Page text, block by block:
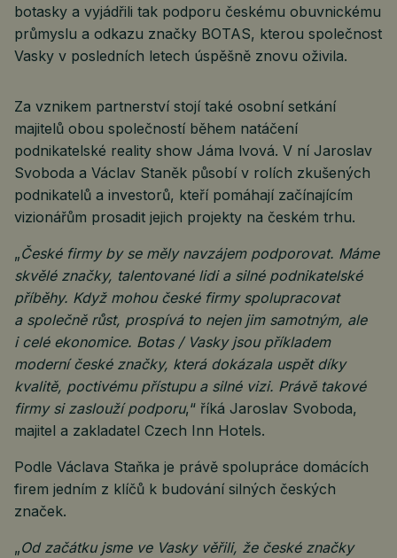
botasky a vyjádřili tak podporu českému obuvnickému
průmyslu a odkazu značky BOTAS, kterou společnost
Vasky v posledních letech úspěšně znovu oživila.
Za vznikem partnerství stojí také osobní setkání
majitelů obou společností během natáčení
podnikatelské reality show Jáma lvová. V ní Jaroslav
Svoboda a Václav Staněk působí v rolích zkušených
podnikatelů a investorů, kteří pomáhají začínajícím
vizionářům prosadit jejich projekty na českém trhu.
„České firmy by se měly navzájem podporovat. Máme
skvělé značky, talentované lidi a silné podnikatelské
příběhy. Když mohou české firmy spolupracovat
a společně růst, prospívá to nejen jim samotným, ale
i celé ekonomice. Botas / Vasky jsou příkladem
moderní české značky, která dokázala uspět díky
kvalitě, poctivému přístupu a silné vizi. Právě takové
firmy si zaslouží podporu,“ říká Jaroslav Svoboda,
majitel a zakladatel Czech Inn Hotels.
Podle Václava Staňka je právě spolupráce domácích
firem jedním z klíčů k budování silných českých
značek.
„Od začátku jsme ve Vasky věřili, že české značky